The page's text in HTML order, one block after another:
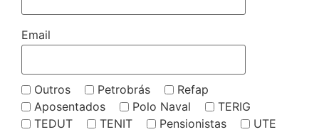
Email
Outros Petrobrás
Refap
Aposentados
Polo Naval
TERIG
TEDUT
TENIT Pensionistas
UTE